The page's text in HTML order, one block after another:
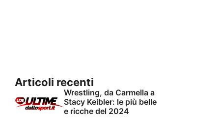
Articoli recenti
Wrestling, da Carmella a
Stacy Keibler: le più belle
e ricche del 2024